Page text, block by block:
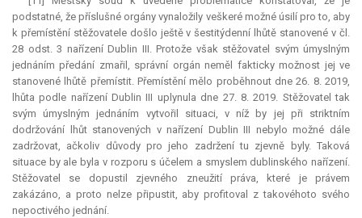
podstatné, že příslušné orgány vynaložily veškeré možné úsilí pro to, aby
k přemístění stěžovatele došlo ještě v šestitýdenní lhůtě stanovené v čl.
28 odst. 3 nařízení Dublin III. Protože však stěžovatel svým úmyslným
jednáním předání zmařil, správní orgán neměl fakticky možnost jej ve
stanovené lhůtě přemístit. Přemístění mělo proběhnout dne 26. 8. 2019,
lhůta podle nařízení Dublin III uplynula dne 27. 8. 2019. Stěžovatel tak
svým úmyslným jednáním vytvořil situaci, v níž by jej při striktním
dodržování lhůt stanovených v nařízení Dublin III nebylo možné dále
zadržovat, ačkoliv důvody pro jeho zadržení tu zjevně byly. Taková
situace by ale byla v rozporu s účelem a smyslem dublinského nařízení.
Stěžovatel se dopustil zjevného zneužití práva, které je právem
zakázáno, a proto nelze připustit, aby profitoval z takovéhoto svého
nepoctivého jednání.